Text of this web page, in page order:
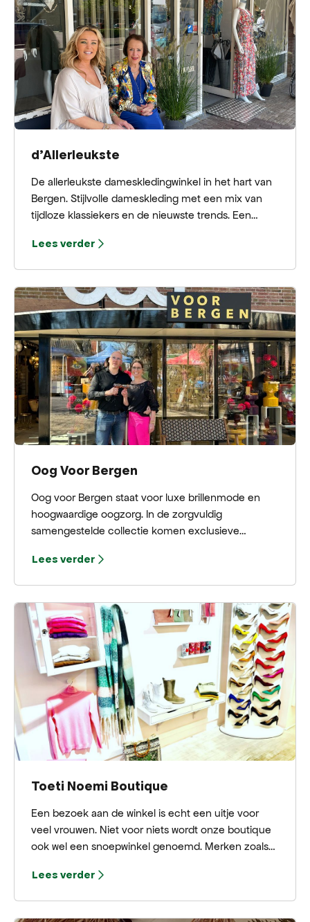
d'Allerleukste
De allerleukste dameskledingwinkel in het hart van
Bergen. Stijlvolle dameskleding met een mix van
tijdloze klassiekers en de nieuwste trends. Een
gelegenheid, van elegant tot casual. Kom langs en
Lees verder
Oog Voor Bergen
Oog voor Bergen staat voor luxe brillenmode en
hoogwaardige oogzorg. In de zorgvuldig
samengestelde collectie komen exclusieve
Andy Wolf en Cazal prachtig samen. Met
deskundige oogzorg op hoog niveau. De naam
Pastoor is misschien van de gevel verdwenen, maar
met Oog voor Bergen heeft het dorp er een
stijlvolle en eigentijdse bestemming voor
teruggekregen.
Lees verder
Toeti Noemi Boutique
Een bezoek aan de winkel is echt een uitje voor
veel vrouwen. Niet voor niets wordt onze boutique
ook wel een snoepwinkel genoemd. Merken zoals
sun68, Inuovo, Ichi en Muse Copenhagen vullen
Lees verder